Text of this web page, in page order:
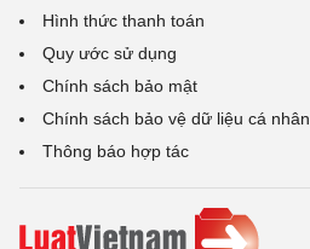
Hình thức thanh toán
Quy ước sử dụng
Chính sách bảo mật
Chính sách bảo vệ dữ liệu cá nhân
Thông báo hợp tác